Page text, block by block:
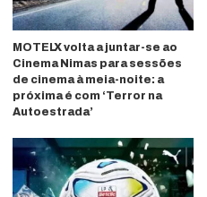
MOTELX volta a juntar-se ao
Cinema Nimas para sessões
de cinema à meia-noite: a
próxima é com ‘Terror na
Autoestrada’